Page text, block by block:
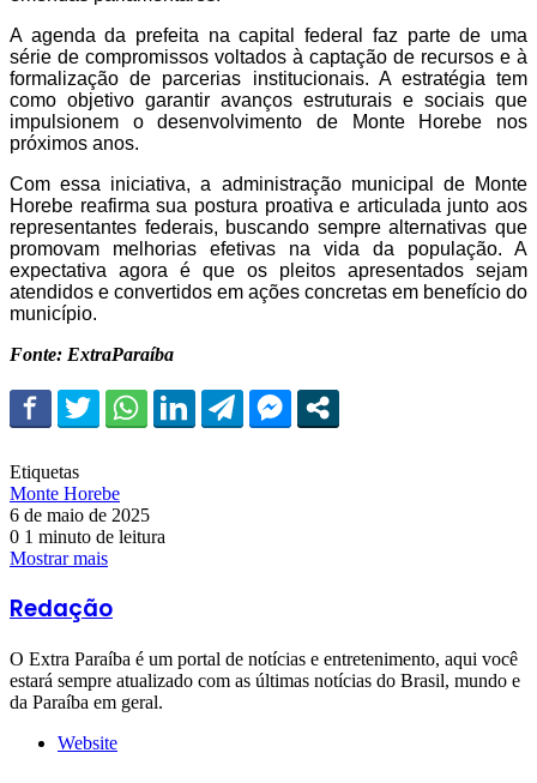
A agenda da prefeita na capital federal faz parte de uma
série de compromissos voltados à captação de recursos e à
formalização de parcerias institucionais. A estratégia tem
como objetivo garantir avanços estruturais e sociais que
impulsionem o desenvolvimento de Monte Horebe nos
próximos anos.
Com essa iniciativa, a administração municipal de Monte
Horebe reafirma sua postura proativa e articulada junto aos
representantes federais, buscando sempre alternativas que
promovam melhorias efetivas na vida da população. A
expectativa agora é que os pleitos apresentados sejam
atendidos e convertidos em ações concretas em benefício do
município.
Fonte: ExtraParaíba
Etiquetas
Monte Horebe
6 de maio de 2025
0 1 minuto de leitura
Mostrar mais
Redação
O Extra Paraíba é um portal de notícias e entretenimento, aqui você
estará sempre atualizado com as últimas notícias do Brasil, mundo e
da Paraíba em geral.
Website